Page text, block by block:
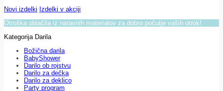
Novi izdelki Izdelki v akciji
Otroška oblačila iz naravnih materialov za dobro počutje vaših otrok!
Kategorija Darila
Božična darila
BabyShower
Darilo ob rojstvu
Darilo za dečka
Darilo za deklico
Party program